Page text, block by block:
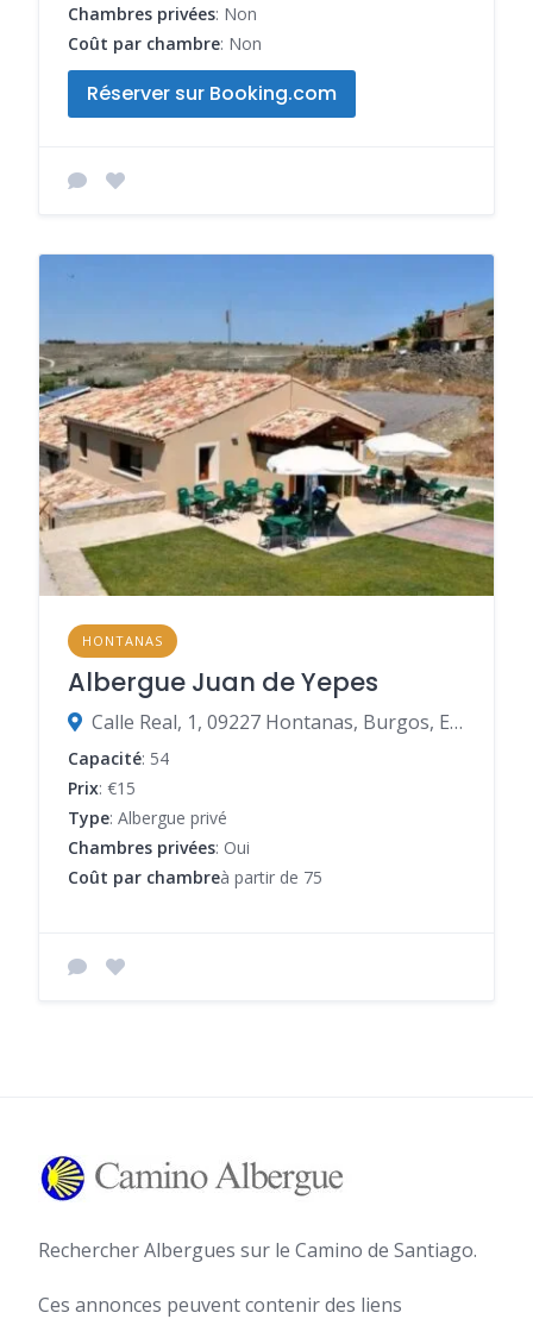
Chambres privées: Non
Coût par chambre: Non
Réserver sur Booking.com
HONTANAS
Albergue Juan de Yepes
Calle Real, 1, 09227 Hontanas, Burgos, Espagne
Capacité: 54
Prix: €15
Type: Albergue privé
Chambres privées: Oui
Coût par chambreà partir de 75
Rechercher Albergues sur le Camino de Santiago.
Ces annonces peuvent contenir des liens